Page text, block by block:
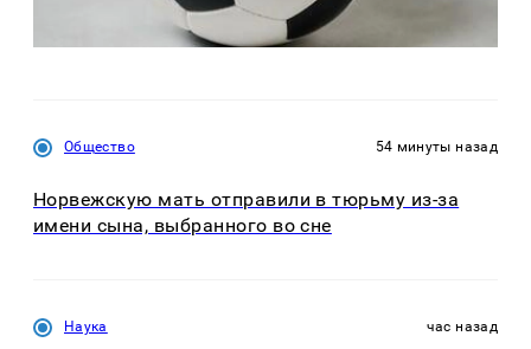
Общество 54 минуты назад
Норвежскую мать отправили в тюрьму из-за
имени сына, выбранного во сне
Наука час назад